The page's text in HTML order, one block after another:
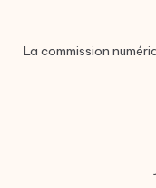
La commission